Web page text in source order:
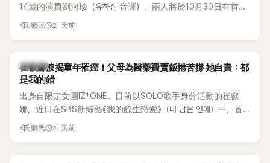
14歲的演員劉河珍（유하진 音譯），兩人將於10月30日在首爾
低調舉辦婚禮，消息一出立刻引發關注。
K氏鄉民 2 天前
K-POP
崔叡娜淚揭童年罹癌！父母為醫藥費賣飯捲苦撐 她自責：都
是我的錯
出身自限定女團IZ*ONE、目前以SOLO歌手身分活動的崔叡
娜，近日在SBS新綜藝《我的餘生戀愛》（내 남은 연애）中，首
度談起自己幼年罹患小兒癌的經歷，回憶起父母為了籌措醫療
K氏鄉民 2 天前